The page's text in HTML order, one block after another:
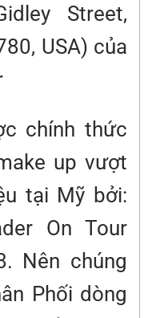
Street,
USA) của
chính thức
up vượt
tại Mỹ bởi:
On Tour
Nên chúng
Phối dòng